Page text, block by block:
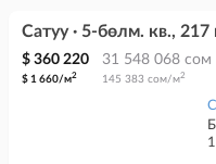
Сатуу · 5-бөлм. кв.,
$ 360 220 31 548 068 сом
$ 1 660/м2 145 383 сом/м2